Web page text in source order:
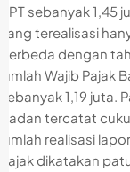
SPT sebanyak
yang terealisasi
Berbeda dengan
jumlah Wajib Pajak
sebanyak 1,19
Badan tercatat
jumlah realisasi
Pajak dikatakan